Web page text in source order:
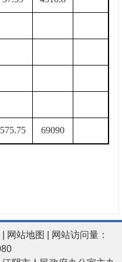
575.75 69090
网站地图
| 网站访问量：